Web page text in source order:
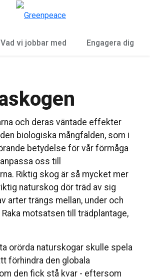
Vad vi jobbar med Engagera dig
och deras väntade effekter
biologiska mångfalden, som i
betydelse för vår förmåga
oss till
Riktig skog är så mycket mer
naturskog dör träd av sig
arter trängs mellan, under och
motsatsen till trädplantage,
orörda naturskogar skulle spela
förhindra den globala
den fick stå kvar - eftersom